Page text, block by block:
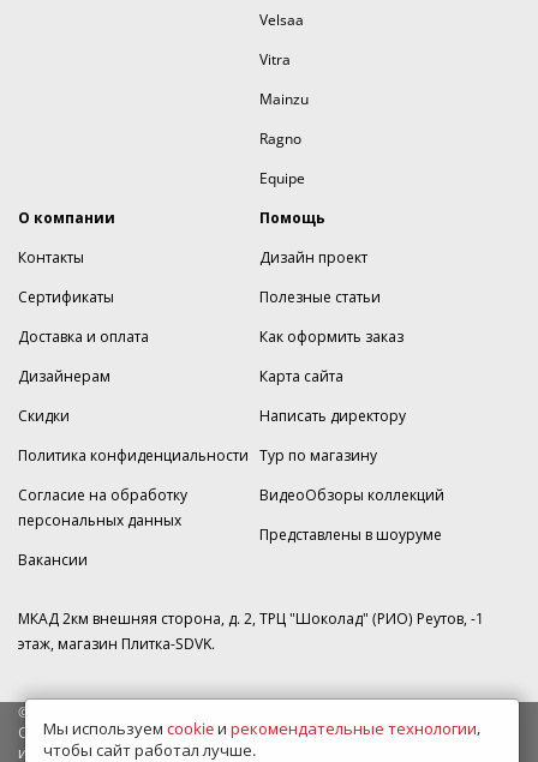
Velsaa
Vitra
Mainzu
Ragno
Equipe
О компании
Контакты
Сертификаты
Доставка и оплата
Дизайнерам
Скидки
Политика конфиденциальности
Согласие на обработку
персональных данных
Вакансии
Помощь
Дизайн проект
Полезные статьи
Как оформить заказ
Карта сайта
Написать директору
Тур по магазину
ВидеоОбзоры коллекций
Представлены в шоуруме
МКАД 2км внешняя сторона, д. 2, ТРЦ "Шоколад" (РИО) Реутов, -1
этаж, магазин Плитка-SDVK.
© 2009—2026 г. Все права защищены
Обращаем Ваше внимание на то, что данный интернет-сайт носит
исключительно информационный характер и ни при каких условиях
Мы используем cookieи рекомендательные технологии,
чтобы сайт работал лучше.